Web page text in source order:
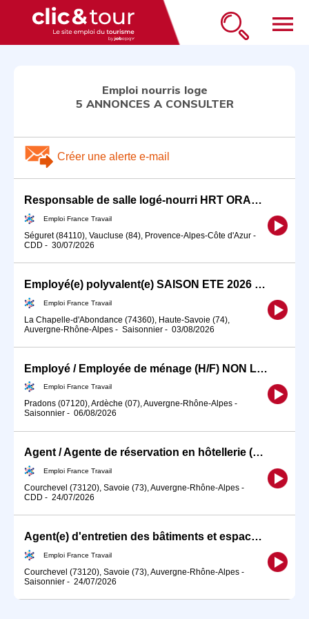
menu
Emploi nourris loge
5 ANNONCES A CONSULTER
Créer une alerte e-mail
Responsable de salle logé-nourri HRT ORANGE (H/F)
Emploi France Travail
Séguret (84110), Vaucluse (84), Provence-Alpes-Côte d'Azur -
CDD - 30/07/2026
Employé(e) polyvalent(e) SAISON ETE 2026 LOGE NOURRI (H/F)
Emploi France Travail
La Chapelle-d'Abondance (74360), Haute-Savoie (74),
Auvergne-Rhône-Alpes - Saisonnier - 03/08/2026
Employé / Employée de ménage (H/F) NON LOGE
Emploi France Travail
Pradons (07120), Ardèche (07), Auvergne-Rhône-Alpes -
Saisonnier - 06/08/2026
Agent / Agente de réservation en hôtellerie (H/F)
Emploi France Travail
Courchevel (73120), Savoie (73), Auvergne-Rhône-Alpes -
CDD - 24/07/2026
Agent(e) d'entretien des bâtiments et espaces collectifs (H/F)
Emploi France Travail
Courchevel (73120), Savoie (73), Auvergne-Rhône-Alpes -
Saisonnier - 24/07/2026